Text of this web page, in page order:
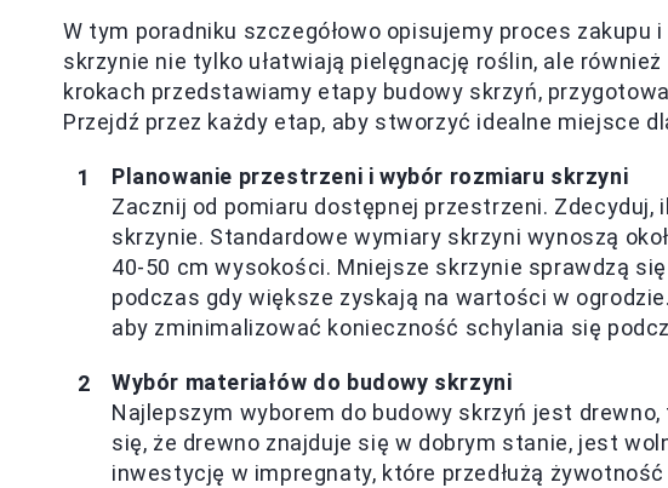
W tym poradniku szczegółowo opisujemy proces zakupu
skrzynie nie tylko ułatwiają pielęgnację roślin, ale
krokach przedstawiamy etapy budowy skrzyń,
Przejdź przez każdy etap, aby stworzyć idealne miejsce
Planowanie przestrzeni i wybór rozmiaru skrzyni
Zacznij od pomiaru dostępnej przestrzeni. Zdecyduj,
skrzynie. Standardowe wymiary skrzyni wynoszą
40-50 cm wysokości. Mniejsze skrzynie sprawdzą
podczas gdy większe zyskają na wartości w
aby zminimalizować konieczność schylania się
Wybór materiałów do budowy skrzyni
Najlepszym wyborem do budowy skrzyń jest
się, że drewno znajduje się w dobrym stanie, jest
inwestycję w impregnaty, które przedłużą